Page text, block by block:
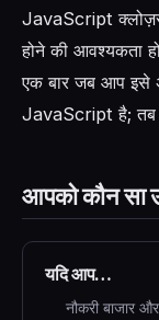
JavaScript
होने की आवश्यकता
एक बार जब आप इसे
JavaScript है; तब
आपको कौन सा
यदि आप…
नौकरी बाजार